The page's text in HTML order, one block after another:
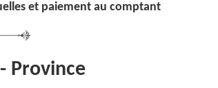
et paiement au comptant
Province